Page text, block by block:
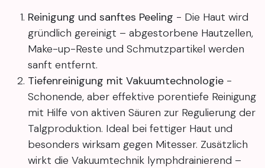
Reinigung und sanftes Peeling - Die Haut wird
gründlich gereinigt – abgestorbene Hautzellen,
Make-up-Reste und Schmutzpartikel werden
sanft entfernt.
Tiefenreinigung mit Vakuumtechnologie -
Schonende, aber effektive porentiefe Reinigung
mit Hilfe von aktiven Säuren zur Regulierung der
Talgproduktion. Ideal bei fettiger Haut und
besonders wirksam gegen Mitesser. Zusätzlich
wirkt die Vakuumtechnik lymphdrainierend –